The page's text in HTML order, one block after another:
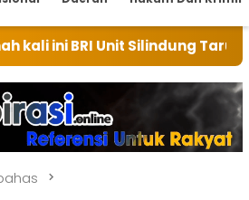
Silindung Tarutung Ingatkan